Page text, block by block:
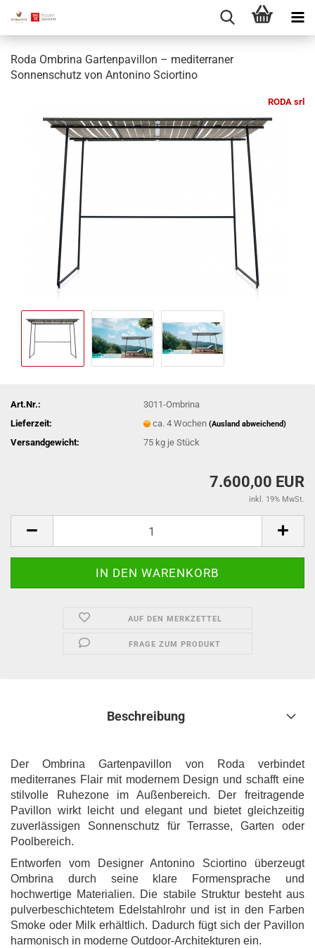
Roda Ombrina Gartenpavillon – mediterraner
Sonnenschutz von Antonino Sciortino
RODA srl
Art.Nr.:
3011-Ombrina
Lieferzeit:
ca. 4 Wochen(Ausland abweichend)
Versandgewicht: 75 kg je Stück
7.600,00 EUR
inkl. 19% MwSt.
AUF DEN MERKZETTEL
FRAGE ZUM PRODUKT
Beschreibung
Der Ombrina Gartenpavillon von Roda verbindet
mediterranes Flair mit modernem Design und schafft eine
stilvolle Ruhezone im Außenbereich. Der freitragende
Pavillon wirkt leicht und elegant und bietet gleichzeitig
zuverlässigen Sonnenschutz für Terrasse, Garten oder
Poolbereich.
Entworfen vom Designer Antonino Sciortino überzeugt
Ombrina durch seine klare Formensprache und
hochwertige Materialien. Die stabile Struktur besteht aus
pulverbeschichtetem Edelstahlrohr und ist in den Farben
Smoke oder Milk erhältlich. Dadurch fügt sich der Pavillon
harmonisch in moderne Outdoor-Architekturen ein.